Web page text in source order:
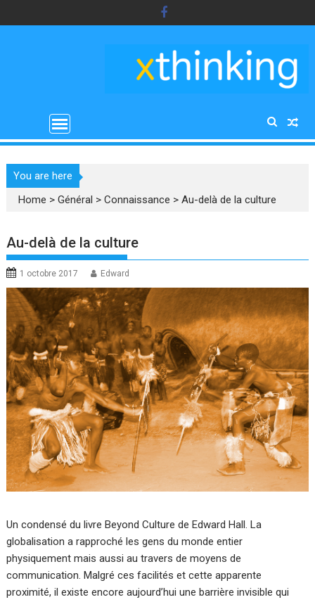
to
You are here
Home >Général >Connaissance >Au-delà de la culture
Au-delà de la culture
1 octobre 2017 Edward
Un condensé du livre Beyond Culture de Edward Hall. La
globalisation a rapproché les gens du monde entier
physiquement mais aussi au travers de moyens de
communication. Malgré ces facilités et cette apparente
proximité, il existe encore aujourd’hui une barrière invisible qui